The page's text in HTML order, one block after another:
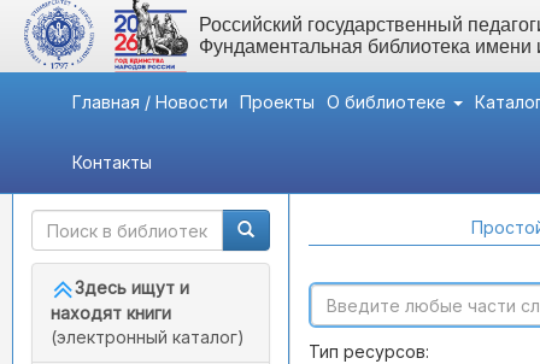
Российский государственный
Фундаментальная библиотека
Главная / Новости Проекты О библиотеке
Контакты
Быстрый доступ
Здесь ищут и
находят книги
(электронный каталог)
Тип ресурсов: